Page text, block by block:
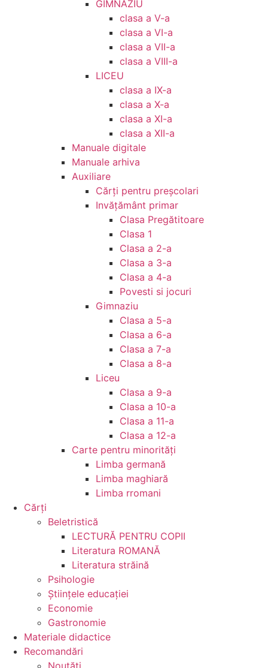
GIMNAZIU
clasa a V-a
clasa a VI-a
clasa a VII-a
clasa a VIII-a
LICEU
clasa a IX-a
clasa a X-a
clasa a XI-a
clasa a XII-a
Manuale digitale
Manuale arhiva
Auxiliare
Cărţi pentru preşcolari
Invățământ primar
Clasa Pregătitoare
Clasa 1
Clasa a 2-a
Clasa a 3-a
Clasa a 4-a
Povesti si jocuri
Gimnaziu
Clasa a 5-a
Clasa a 6-a
Clasa a 7-a
Clasa a 8-a
Liceu
Clasa a 9-a
Clasa a 10-a
Clasa a 11-a
Clasa a 12-a
Carte pentru minorităţi
Limba germană
Limba maghiară
Limba rromani
Cărţi
Beletristică
LECTURĂ PENTRU COPII
Literatura ROMANĂ
Literatura străină
Psihologie
Ştiinţele educaţiei
Economie
Gastronomie
Materiale didactice
Recomandări
Noutăţi